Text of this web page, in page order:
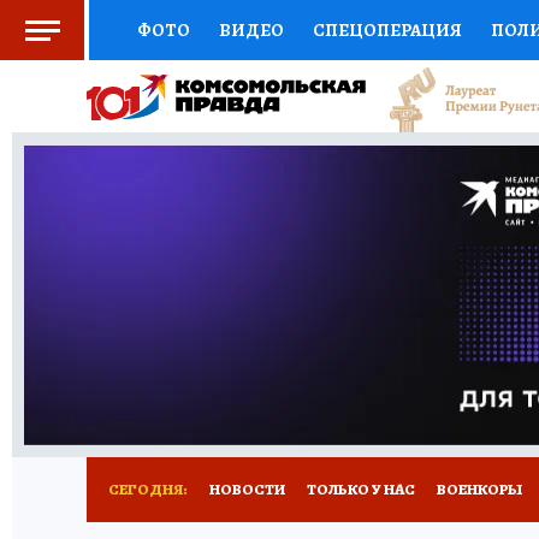
ФОТО ВИДЕО СПЕЦОПЕРАЦИЯ
СОЦПОДДЕРЖКА НАУКА СПОРТ
ВЫБОР ЭКСПЕРТОВ ДОКТОР
ПРОГНОЗЫ НА СПОРТ
НОВОЕ
СЕГОДНЯ: НОВОСТИ ТОЛЬКО У НАС ВОЕНКОРЫ